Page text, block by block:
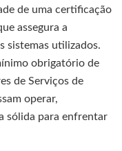
de uma certificação
assegura a
sistemas utilizados.
obrigatório de
de Serviços de
operar,
sólida para enfrentar